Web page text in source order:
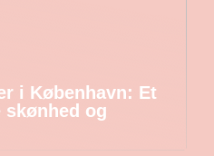
i København: Et
og